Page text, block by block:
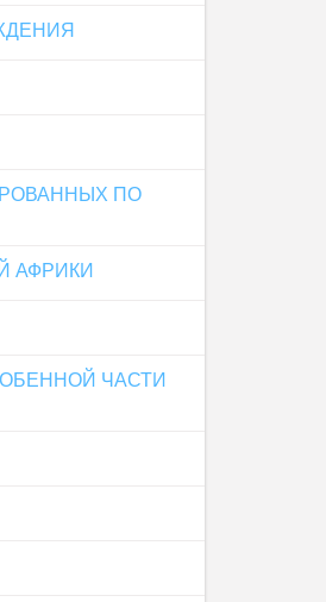
ПО
АФРИКИ
ЧАСТИ